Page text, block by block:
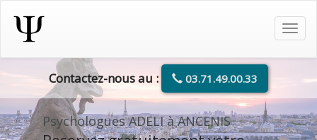
Contactez-nous au : 03.71.49.00.33
Psychologues ADELI à ANCENIS